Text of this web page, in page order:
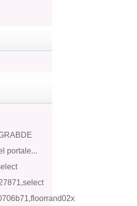
portale...